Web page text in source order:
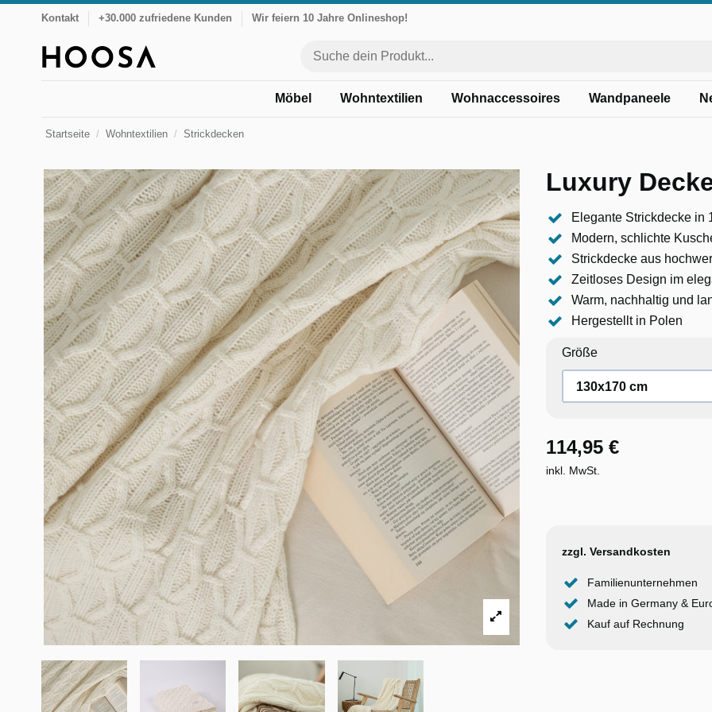
Kontakt +30.000 zufriedene Kunden Wir feiern 10 Jahre Onlineshop!
Möbel Wohntextilien Wohnaccessoires Wandpaneele
Startseite Wohntextilien Strickdecken
Luxury
Elegante Strickdecke in
Modern, schlichte
Strickdecke aus
Zeitloses Design im
Warm, nachhaltig und
Hergestellt in Polen
Größe
114,95 €
inkl. MwSt.
zzgl. Versandkosten
Familienunternehmen
Made in Germany &
Kauf auf Rechnung